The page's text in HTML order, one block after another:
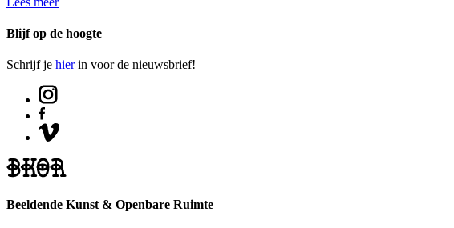
Blijf op de hoogte
Schrijf je hierin voor de nieuwsbrief!
Beeldende Kunst & Openbare Ruimte